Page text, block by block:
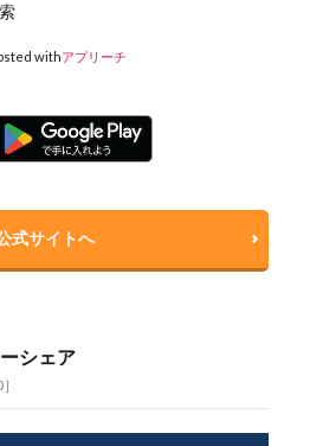
withアプリーチ
式サイトへ
シェア